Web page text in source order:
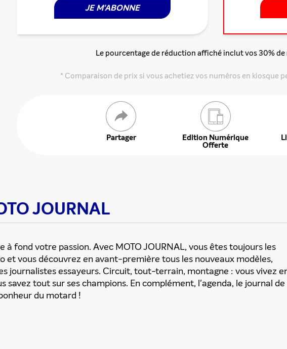
JE M'ABONNE
Le pourcentage de réduction affiché inclut vos 30% de
* Comparaison de prix si vous achetiez vos numéros en kiosque
Partager Edition Numérique
Offerte
JOURNAL
à fond votre passion. Avec MOTO JOURNAL, vous êtes toujours les
vous découvrez en avant-première tous les nouveaux modèles,
journalistes essayeurs. Circuit, tout-terrain, montagne : vous vivez
savez tout sur ses champions. En complément, l'agenda, le journal de
du motard !